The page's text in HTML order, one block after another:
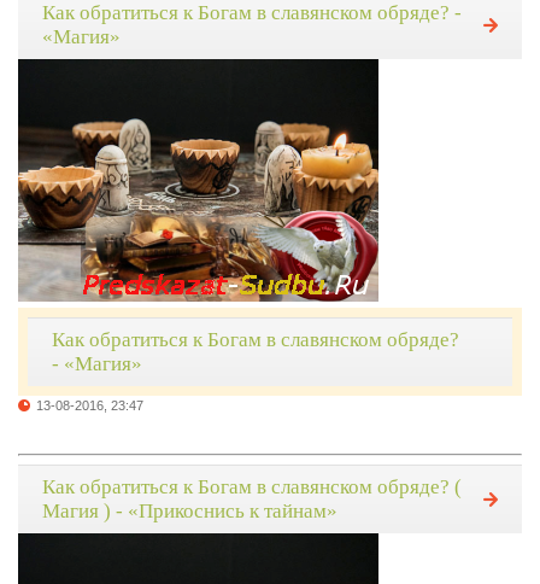
Как обратиться к Богам в славянском обряде? -
«Магия»
Как обратиться к Богам в славянском обряде?
- «Магия»
13-08-2016, 23:47
Как обратиться к Богам в славянском обряде? (
Магия ) - «Прикоснись к тайнам»